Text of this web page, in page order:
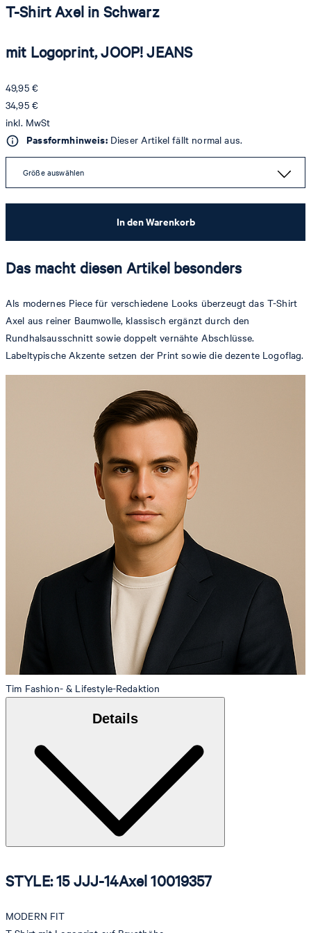
T-Shirt Axel in Schwarz
mit Logoprint, JOOP! JEANS
49,95 €
34,95 €
inkl. MwSt
Passformhinweis:Dieser Artikel fällt normal aus.
Größe auswählen
In den Warenkorb
Das macht diesen Artikel besonders
Als modernes Piece für verschiedene Looks überzeugt das T-Shirt
Axel aus reiner Baumwolle, klassisch ergänzt durch den
Rundhalsausschnitt sowie doppelt vernähte Abschlüsse.
Labeltypische Akzente setzen der Print sowie die dezente Logoflag.
Tim Fashion- & Lifestyle-Redaktion
Details
STYLE: 15 JJJ-14Axel 10019357
MODERN FIT